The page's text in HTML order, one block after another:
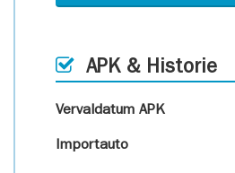
APK & Historie
Vervaldatum APK
Importauto